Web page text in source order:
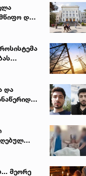
და
და
მეორე